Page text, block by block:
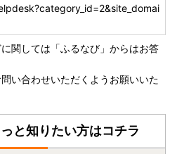
関しては「ふるなび」からはお答
い合わせいただくようお願いいた
と知りたい方はコチラ